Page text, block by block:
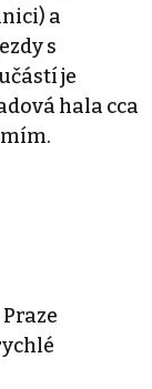
a
s
je
hala cca